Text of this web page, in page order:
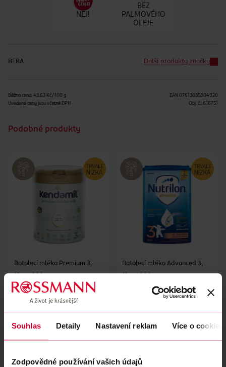
Souhlas Detaily Nastavení reklam Více o cookies
Zodpovědné používání vašich údajů
NEJ!
BEZ
PALMOVÉHO
OLEJE
BEBA Další produkty značky
Běžná cena: 43.63 Kč/100 g
Uvedené ceny jsou včetně DPH
EAN 07613035804920
Obj. č.: 616751
Podobné produkty
Batolecí mléko Premium 3,
12m+ 800 g
Kendamil 800 g
Batolecí mléko Advanced 3,
12m+ 800 g
800 g